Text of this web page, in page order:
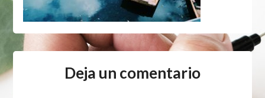
Deja un comentario